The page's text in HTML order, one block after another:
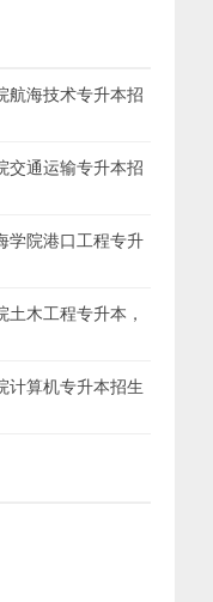
航海技术专升本招
交通运输专升本招
学院港口工程专升
木工程专升本，
计算机专升本招生